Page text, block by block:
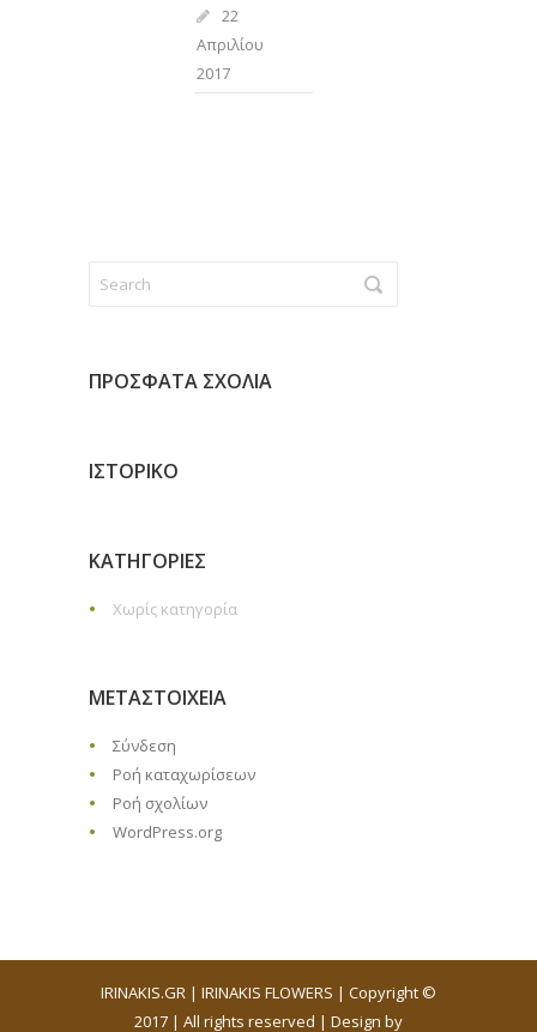
22
Απριλίου
2017
ΠΡΌΣΦΑΤΑ ΣΧΌΛΙΑ
ΙΣΤΟΡΙΚΌ
KΑΤΗΓΟΡΊΕΣ
Χωρίς κατηγορία
ΜΕΤΑΣΤΟΙΧΕΊΑ
Σύνδεση
Ροή καταχωρίσεων
Ροή σχολίων
WordPress.org
IRINAKIS.GR | IRINAKIS FLOWERS | Copyright ©
2017 | All rights reserved | Design by